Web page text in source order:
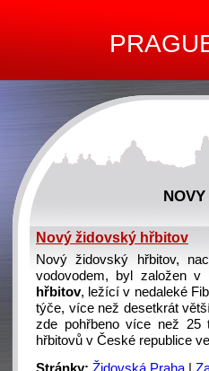
Nový židovský hřbitov
Nový židovský hřbitov,
vodovodem, byl založen
hřbitov, ležící v nedaleké
týče, více než desetkrát
zde pohřbeno více než 25
hřbitovů v České republice